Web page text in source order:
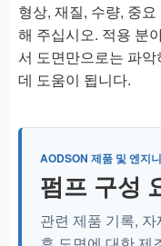
형상, 재질, 수량, 중
해 주십시오. 적용 분
서 도면만으로는 파
데 도움이 됩니다.
AODSON 제품 및 엔지
펌프 구성
관련 제품 기록,